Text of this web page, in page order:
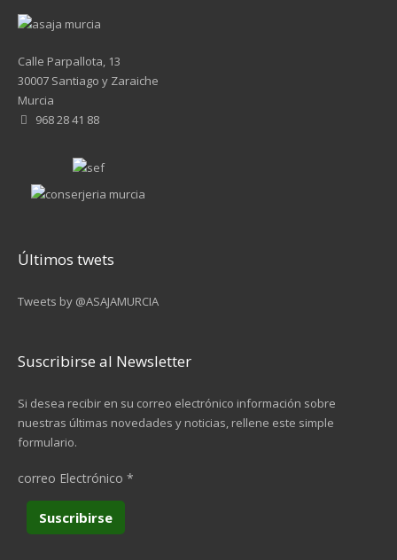
Calle Parpallota, 13
30007 Santiago y Zaraiche
Murcia
968 28 41 88
Últimos twets
Tweets by @ASAJAMURCIA
Suscribirse al Newsletter
Si desea recibir en su correo electrónico información sobre
nuestras últimas novedades y noticias, rellene este simple
formulario.
correo Electrónico *